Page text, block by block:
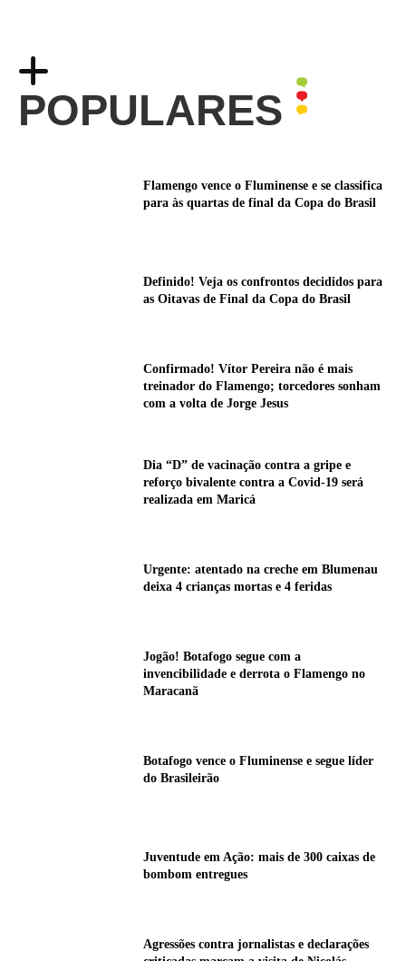
POPULARES
Flamengo vence o Fluminense e se classifica
para às quartas de final da Copa do Brasil
Definido! Veja os confrontos decididos para
as Oitavas de Final da Copa do Brasil
Confirmado! Vítor Pereira não é mais
treinador do Flamengo; torcedores sonham
com a volta de Jorge Jesus
Dia “D” de vacinação contra a gripe e
reforço bivalente contra a Covid-19 será
realizada em Maricá
Urgente: atentado na creche em Blumenau
deixa 4 crianças mortas e 4 feridas
Jogão! Botafogo segue com a
invencibilidade e derrota o Flamengo no
Maracanã
Botafogo vence o Fluminense e segue líder
do Brasileirão
Juventude em Ação: mais de 300 caixas de
bombom entregues
Agressões contra jornalistas e declarações